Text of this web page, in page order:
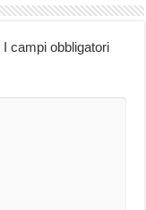
I campi obbligatori